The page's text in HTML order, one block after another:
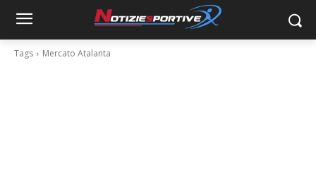
Tags Mercato Atalanta